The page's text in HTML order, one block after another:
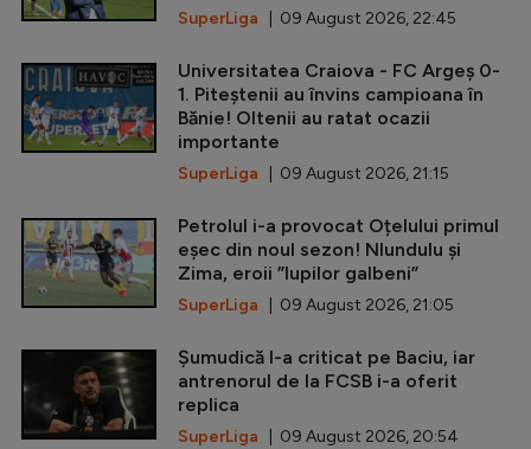
SuperLiga | 09 August 2026, 22:45
Universitatea Craiova - FC Argeș 0-
1. Piteștenii au învins campioana în
Bănie! Oltenii au ratat ocazii
importante
SuperLiga | 09 August 2026, 21:15
Petrolul i-a provocat Oțelului primul
eșec din noul sezon! Nlundulu și
Zima, eroii ”lupilor galbeni”
SuperLiga | 09 August 2026, 21:05
Șumudică l-a criticat pe Baciu, iar
antrenorul de la FCSB i-a oferit
replica
SuperLiga | 09 August 2026, 20:54